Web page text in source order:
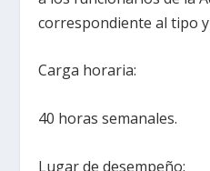
correspondiente al tipo
Carga horaria:
40 horas semanales.
Lugar de desempeño: